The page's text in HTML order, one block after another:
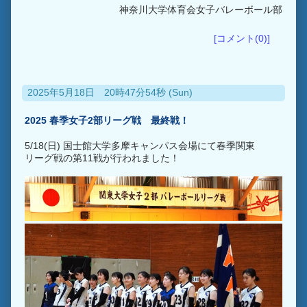
神奈川大学体育会女子バレーボール部
[コメント(0)]
2025年5月18日 20時47分54秒 (Sun)
2025 春季女子2部リーグ戦 最終戦！
5/18(日) 国士館大学多摩キャンパス会場にて春季関東
リーグ戦の第11戦が行われました！